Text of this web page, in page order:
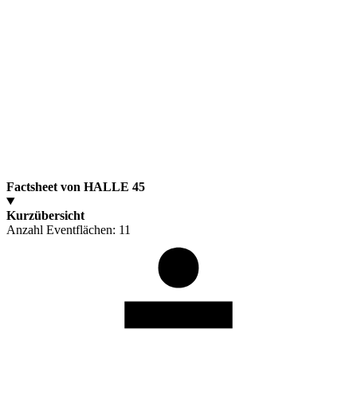
Factsheet von HALLE 45
Kurzübersicht
Anzahl Eventflächen: 11